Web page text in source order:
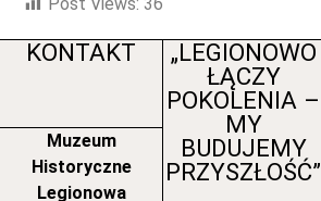
Post Views: 36
KONTAKT
Muzeum
Historyczne
Legionowa
„LEGIONOWO
ŁĄCZY
POKOLENIA –
MY
BUDUJEMY
PRZYSZŁOŚĆ”